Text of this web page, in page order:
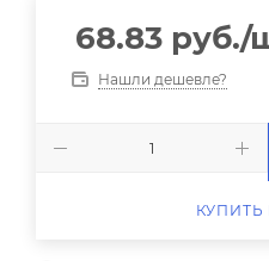
68.83 руб./
Нашли дешевле?
КУПИТЬ